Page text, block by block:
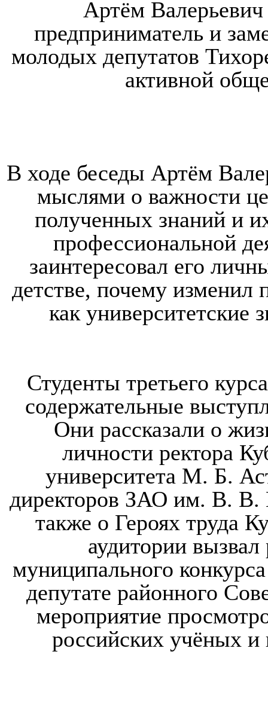
Артём
предприниматель и
молодых депутатов
активной
В ходе беседы Артём
мыслями о важности
полученных знаний и
профессиональной
заинтересовал его
детстве, почему
как университетские
Студенты третьего
содержательные
Они рассказали о
личности ректора
университета М. Б.
директоров ЗАО им. В. В.
также о Героях труда
аудитории вызвал
муниципального
депутате районного
мероприятие
российских учёных и